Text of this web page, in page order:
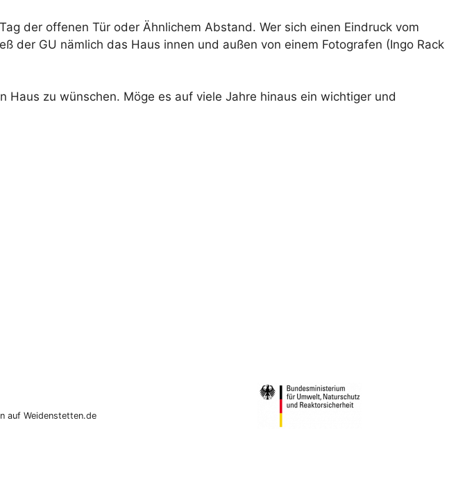
der offenen Tür oder Ähnlichem Abstand. Wer sich einen Eindruck vom
der GU nämlich das Haus innen und außen von einem Fotografen (Ingo Rack
zu wünschen. Möge es auf viele Jahre hinaus ein wichtiger und
auf Weidenstetten.de